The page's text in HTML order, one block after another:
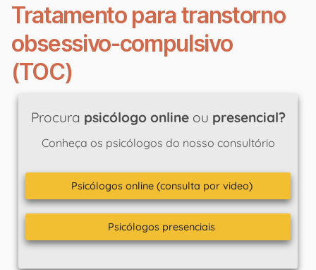
Tratamento para transtorno
obsessivo-compulsivo
(TOC)
Procura psicólogo onlineou presencial?
Conheça os psicólogos do nosso consultório
Psicólogos online (consulta por video)
Psicólogos presenciais